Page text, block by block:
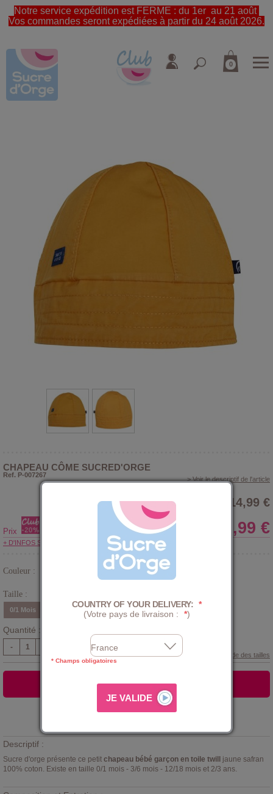
Notre service expédition est FERME : du 1er au 21 août
Vos commandes seront expédiées à partir du 24 août 2026.
0
CHAPEAU CÔME SUCRED'ORGE
Ref. P-007267
> Voir le descriptif de l'article
14,99 €
Prix 11,99 €
+ D'INFOS SUR LE CLUB
Couleur :
Taille :
0/1 Mois 3/6 Mois 12/18 Mois 2/3 Ans
Quantité :
-
Guide des tailles
AJOUTER AU PANIER
LISTE D'ENVIES
Descriptif :
Sucre d'orge présente ce petit chapeau bébé garçon en toile twill
jaune safran
100% coton. Existe en taille 0/1 mois - 3/6 mois - 12/18 mois et 2/3 ans.
COUNTRY OF YOUR DELIVERY: *
(Votre pays de livraison :
*)
* Champs obligatoires